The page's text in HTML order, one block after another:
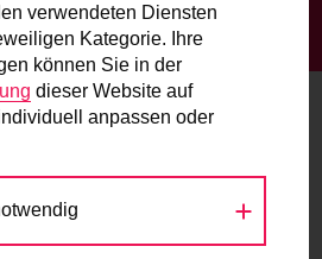
unterwegs? Hier finden Sie die
Radverkehr? Schreiben Sie
GRATIS RADFAHRTRAINING AM
verwendeten Diensten
Kategorie. Ihre
können Sie in der
dieser Website auf
anpassen oder